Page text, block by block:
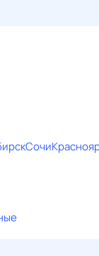
Сочи